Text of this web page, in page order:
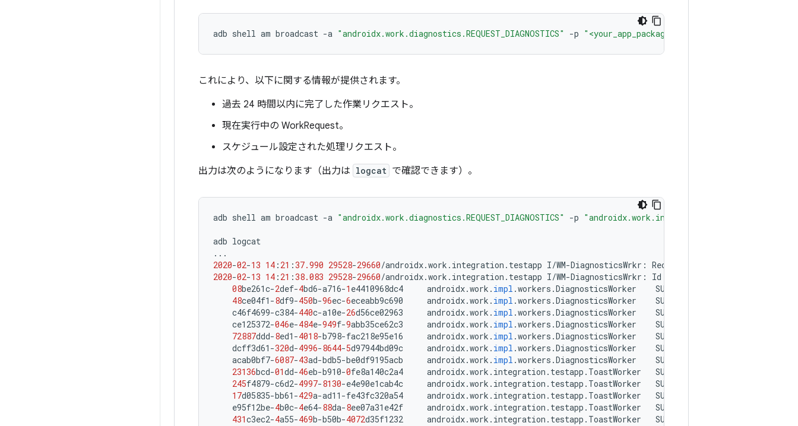
adb shell am broadcast -a "androidx.work.diagnostics.REQUEST_DIAGNOSTICS" -p "<your_app_package_name>"
これにより、以下に関する情報が提供されます。
過去 24 時間以内に完了した作業リクエスト。
現在実行中の WorkRequest。
スケジュール設定された処理リクエスト。
出力は次のようになります（出力は logcat で確認できます）。
adb shell am broadcast -a "androidx.work.diagnostics.REQUEST_DIAGNOSTICS" -p "androidx.work.integration.testapp"
adb logcat
...
2020-02-13 14 : 21 :37.990 29528-29660/androidx.work . integration . testapp I/WM-DiagnosticsWrkr : Recently
2020-02-13 14 : 21 :38.083 29528-29660/androidx.work . integration . testapp I/WM-DiagnosticsWrkr : Id
08be261c-2def-4bd6-a716-1 e4410968dc4 androidx.work . impl .workers .DiagnosticsWorker SUCCEEDED
48ce04f1 -8df9-450b-96ec-6eceabb9c690 androidx.work . impl .workers .DiagnosticsWorker SUCCEEDED
c46f4699-c384-440c-a10e-26d56ce02963 androidx.work . impl .workers .DiagnosticsWorker SUCCEEDED
ce125372-046e-484e-949f-9abb35ce62c3 androidx.work . impl .workers .DiagnosticsWorker SUCCEEDED
72887ddd-8ed1 -4018-b798-fac218e95e16 androidx.work . impl .workers .DiagnosticsWorker SUCCEEDED
dcff3d61 -320d-4996-8644-5d97944bd09c androidx.work . impl .workers .DiagnosticsWorker SUCCEEDED
acab0bf7-6087-43ad-bdb5-be0df9195acb androidx.work . impl .workers .DiagnosticsWorker SUCCEEDED
23136bcd-01dd-46eb-b910-0fe8a140c2a4 androidx.work . integration . testapp . ToastWorker SUCCEEDED
245f4879-c6d2-4997-8130-e4e90e1cab4c androidx.work . integration . testapp . ToastWorker SUCCEEDED
17d05835-bb61 -429a-ad11 -fe43fc320a54 androidx.work . integration . testapp . ToastWorker SUCCEEDED
e95f12be-4b0c-4e64-88da-8ee07a31e42f androidx.work . integration . testapp . ToastWorker SUCCEEDED
431c3ec2-4a55-469b-b50b-4072d35f1232 androidx.work . integration . testapp . ToastWorker SUCCEEDED